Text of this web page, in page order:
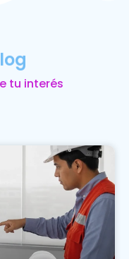
tu interés